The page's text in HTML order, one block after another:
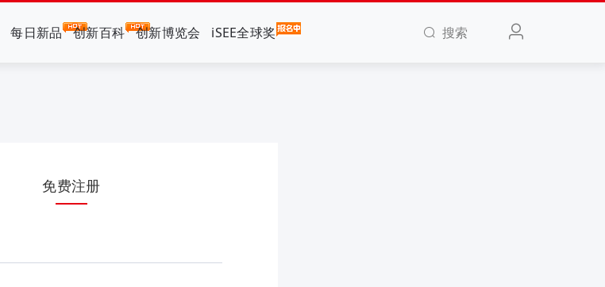
每日新品 创新百科 创新博览会 iSEE全球奖 搜索
免费注册